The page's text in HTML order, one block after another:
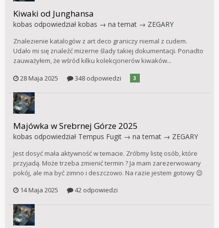
Kiwaki od Junghansa
kobas odpowiedział kobas → na temat → ZEGARY
Znalezienie katalogów z art deco graniczy niemal z cudem.
Udało mi się znaleźć mizerne ślady takiej dokumentacji. Ponadto
zauważyłem, że wśród kilku kolekcjonerów kiwaków...
28 Maja 2025
348 odpowiedzi 3
Majówka w Srebrnej Górze 2025
kobas odpowiedział Tempus Fugit → na temat → ZEGARY
Jest dosyć mała aktywność w temacie. Zróbmy listę osób, które
przyjadą. Może trzeba zmienić termin ? Ja mam zarezerwowany
pokój, ale ma być zimno i deszczowo. Na razie jestem gotowy 😌
14 Maja 2025
42 odpowiedzi